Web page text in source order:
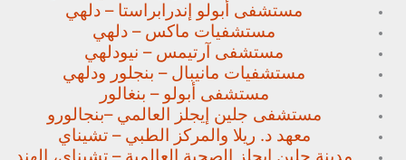
مستشفى أبولو إندرابراستا – دلهي
مستشفيات ماكس – دلهي
مستشفى آرتيمس – نيودلهي
مستشفيات مانيبال – بنجلور ودلهي
مستشفى أبولو – بنغالور
مستشفى جلين إيجلز العالمي –بنجالورو
معهد د. ريلا والمركز الطبي – تشيناي